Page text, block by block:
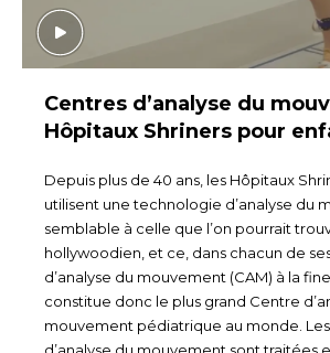
Centres d’analyse du
Hôpitaux Shriners pour
Depuis plus de 40 ans, les Hôpitaux
utilisent une technologie d’analyse du
semblable à celle que l’on pourrait
hollywoodien, et ce, dans chacun de
d’analyse du mouvement (CAM) à la
constitue donc le plus grand Centre
mouvement pédiatrique au monde.
d’analyse du mouvement sont traitées